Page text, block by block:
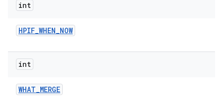
int
HPIF_WHEN_NOW
int
WHAT_MERGE